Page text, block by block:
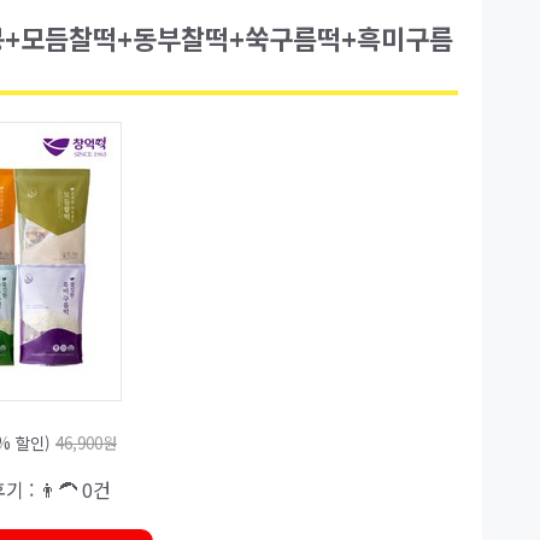
듬찰떡+동부찰떡+쑥구름떡+흑미구름
할인) 46,900원
: 👨‍🦱 0건